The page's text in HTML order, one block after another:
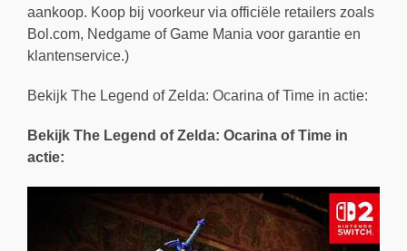
aankoop. Koop bij voorkeur via officiële retailers zoals
Bol.com, Nedgame of Game Mania voor garantie en
klantenservice.)
Bekijk The Legend of Zelda: Ocarina of Time in actie:
Bekijk The Legend of Zelda: Ocarina of Time in
actie: